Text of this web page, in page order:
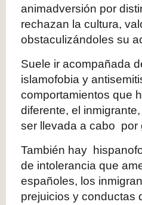
animadversión por
rechazan la cultura,
obstaculizándoles su
Suele ir acompañada
islamofobia y
comportamientos que
diferente, el
ser llevada a cabo por
También hay
de intolerancia que
españoles, los
prejuicios y conductas